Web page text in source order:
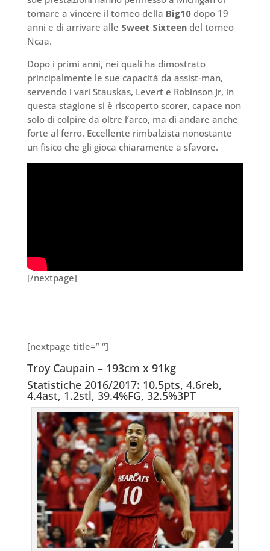
tornare a vincere il torneo della Big10dopo 19
anni e di arrivare alle Sweet Sixteendel torneo
Ncaa.
Dopo i primi anni, nei quali ha dimostrato
principalmente le sue capacità da assist-man,
servendo i vari Stauskas, Levert e Robinson Jr, in
questa stagione si è riscoperto scorer, capace non
solo di colpire da oltre l’arco, ma di andare anche
forte al ferro. Eccellente rimbalzista nonostante
un fisico che gli gioca chiaramente a sfavore.
[/nextpage]
[nextpage title=” “]
Troy Caupain – 193cm x 91kg
Statistiche 2016/2017: 10.5pts, 4.6reb,
4.4ast, 1.2stl, 39.4%FG, 32.5%3PT